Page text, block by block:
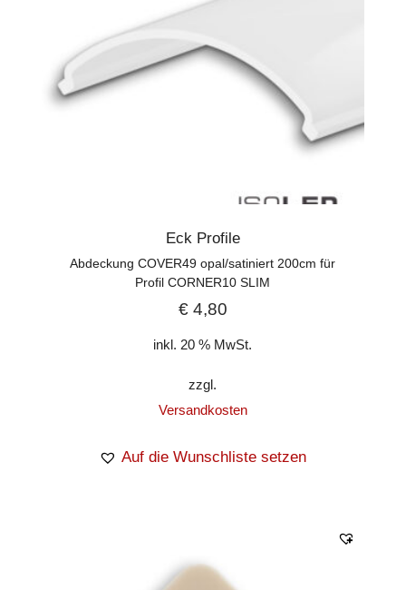
Eck Profile
Abdeckung COVER49 opal/satiniert 200cm für
Profil CORNER10 SLIM
€4,80
inkl. 20 % MwSt.
zzgl.
Versandkosten
Auf die Wunschliste setzen